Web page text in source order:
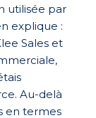
utilisée par
explique :
Sales et
Au-delà
en termes